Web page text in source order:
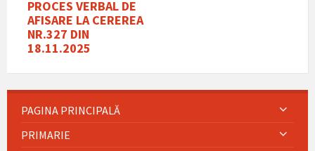
PROCES VERBAL DE
AFISARE LA CEREREA
NR.327 DIN
18.11.2025
PAGINA PRINCIPALĂ
PRIMARIE